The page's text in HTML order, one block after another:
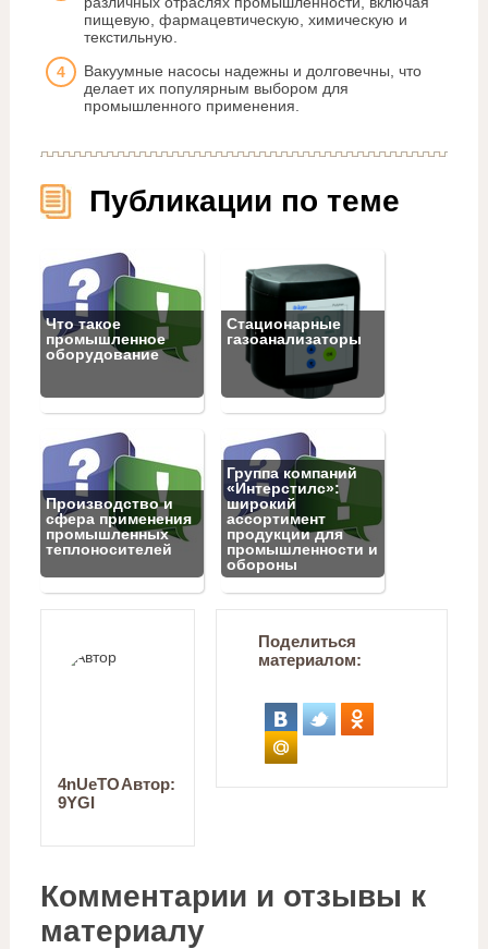
пищевую, фармацевтическую, химическую и
текстильную.
Вакуумные насосы надежны и долговечны, что
делает их популярным выбором для
промышленного применения.
Публикации по теме
Что такое
промышленное
оборудование
Стационарные
газоанализаторы
Производство и
сфера применения
промышленных
теплоносителей
Группа компаний
«Интерстилс»:
широкий
ассортимент
продукции для
промышленности и
обороны
Автор:
4nUeTO
9YGI
Поделиться
материалом:
Комментарии и отзывы к
материалу